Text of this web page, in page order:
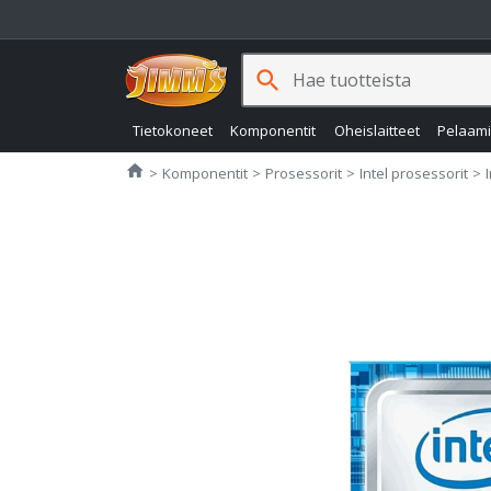
Tietokoneet Komponentit Oheislaitteet
search
home Jimms.fi
Komponentit Prosessorit Intel prosessorit